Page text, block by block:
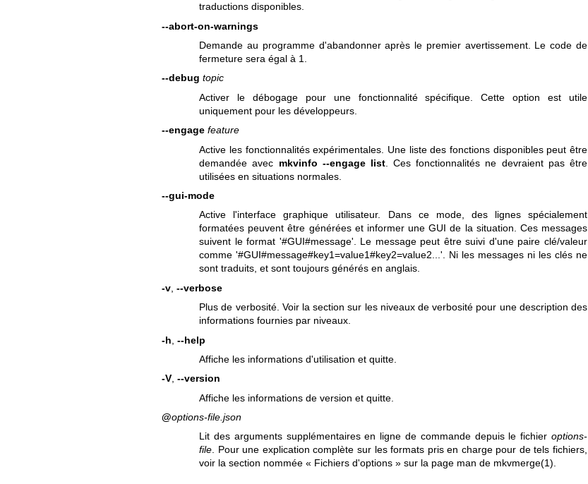
traductions disponibles.
--abort-on-warnings
Demande au programme d'abandonner après le premier avertissement. Le code de
fermeture sera égal à 1.
--debug topic
Activer le débogage pour une fonctionnalité spécifique. Cette option est utile
uniquement pour les développeurs.
--engage feature
Active les fonctionnalités expérimentales. Une liste des fonctions disponibles peut être
demandée avec mkvinfo --engage list. Ces fonctionnalités ne devraient pas être
utilisées en situations normales.
--gui-mode
Active l'interface graphique utilisateur. Dans ce mode, des lignes spécialement
formatées peuvent être générées et informer une GUI de la situation. Ces messages
suivent le format '#GUI#message'. Le message peut être suivi d'une paire clé/valeur
comme '#GUI#message#key1=value1#key2=value2...'. Ni les messages ni les clés ne
sont traduits, et sont toujours générés en anglais.
-v, --verbose
Plus de verbosité. Voir la section sur les niveaux de verbosité pour une description des
informations fournies par niveaux.
-h --help
Affiche les informations d'utilisation et quitte.
-V, --version
Affiche les informations de version et quitte.
@options-file.json
Lit des arguments supplémentaires en ligne de commande depuis le fichier options-
file. Pour une explication complète sur les formats pris en charge pour de tels fichiers,
voir la section nommée « Fichiers d'options » sur la page man de mkvmerge(1).